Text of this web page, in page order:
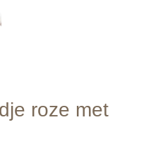
roze met